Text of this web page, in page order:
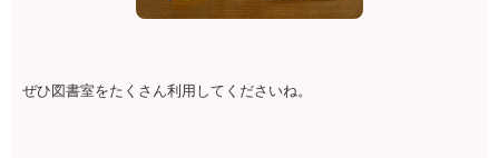
ぜひ図書室をたくさん利用してくださいね。